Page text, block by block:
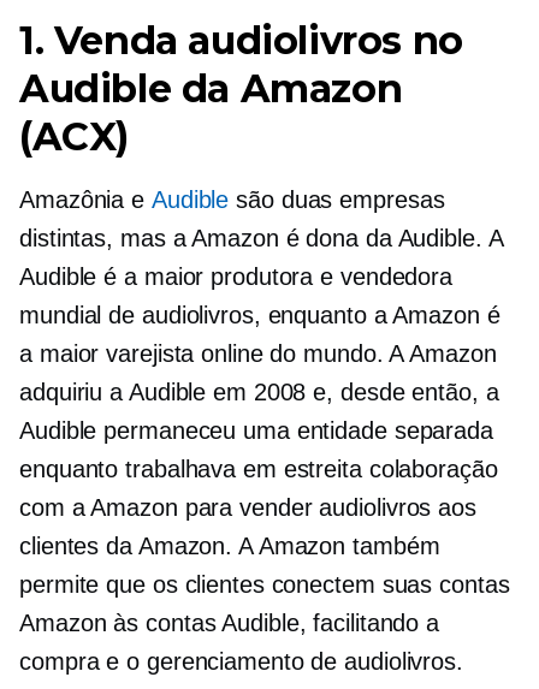
1. Venda audiolivros no
Audible da Amazon
(ACX)
Amazônia e Audible são duas empresas
distintas, mas a Amazon é dona da Audible. A
Audible é a maior produtora e vendedora
mundial de audiolivros, enquanto a Amazon é
a maior varejista online do mundo. A Amazon
adquiriu a Audible em 2008 e, desde então, a
Audible permaneceu uma entidade separada
enquanto trabalhava em estreita colaboração
com a Amazon para vender audiolivros aos
clientes da Amazon. A Amazon também
permite que os clientes conectem suas contas
Amazon às contas Audible, facilitando a
compra e o gerenciamento de audiolivros.